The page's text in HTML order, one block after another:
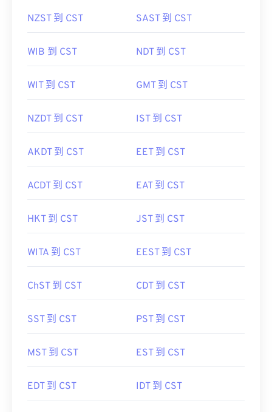
NZST 到 CST SAST 到 CST
WIB 到 CST NDT 到 CST
WIT 到 CST GMT 到 CST
NZDT 到 CST IST 到 CST
AKDT 到 CST EET 到 CST
ACDT 到 CST EAT 到 CST
HKT 到 CST JST 到 CST
WITA 到 CST EEST 到 CST
ChST 到 CST CDT 到 CST
SST 到 CST PST 到 CST
MST 到 CST EST 到 CST
EDT 到 CST IDT 到 CST